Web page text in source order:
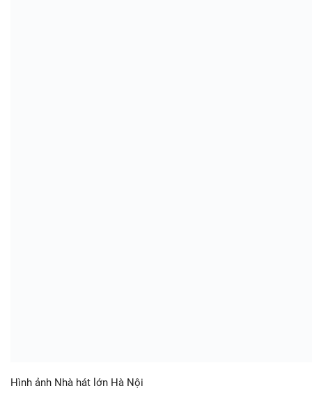
Hình ảnh Nhà hát lớn Hà Nội